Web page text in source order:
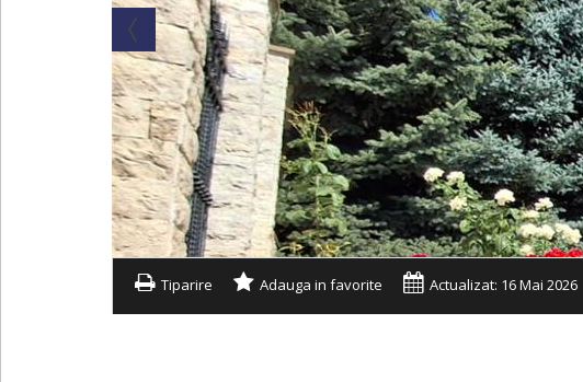
Tiparire Adauga in favorite Actualizat: 16 Mai 2026